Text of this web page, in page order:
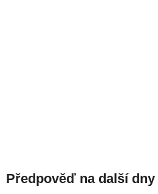
Předpověď na další dny